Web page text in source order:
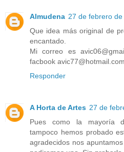
Almudena 27 de febrero
Que idea más original de
encantado.
Mi correo es
facbook avic77@hotmail.com
Responder
A Horta de Artes 27 de
Pues como la mayoría
tampoco hemos probado
agradecidos nos